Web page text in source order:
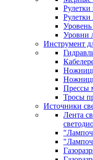
Рулетки
Рулетки
Уровень
Уровни
Инструмент
Прессы
Тросы
Источники
Лента